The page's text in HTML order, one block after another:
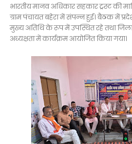
भारतीय मानव अधिकार सहकार ट्रस्ट की
ग्राम पंचायत बहेरा में संपन्न हुई। बैठक में
मुख्य अतिथि के रूप में उपस्थित रहे तथा जिला
अध्यक्षता में कार्यक्रम आयोजित किया गया।